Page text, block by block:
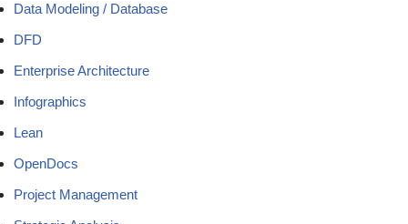
Data Modeling / Database
DFD
Enterprise Architecture
Infographics
Lean
OpenDocs
Project Management